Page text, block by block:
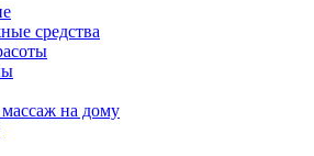
средства
на дому